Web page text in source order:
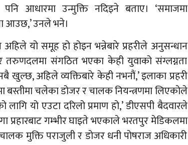
आधारमा उन्मुक्ति नदिइने बताए। ‘समाजमा
आउछ,’ उनले भने।
यो समूह हो होइन भन्नेबारे प्रहरीले अनुसन्धान
तरुणदलमा संगठित भएका केही युवाको संग्लग्नता
अहिले व्यक्तिबारे केही नभनौं,’ इलाका प्रहरी
बस्तीमा चलेका डोजर र चालक नियन्त्रणमा लिएकोले
यो एउटा दरिलो प्रमाण हो,’ डीएसपी बैदवारले
प्रहारबाट गम्भीर घाइते भएकाले भरतपुर मेडिकलमा
मुक्ति पराजुली र डोजर धनी पोषराज अधिकारी